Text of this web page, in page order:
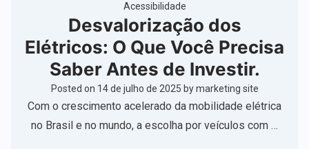
Acessibilidade
Desvalorização dos
Elétricos: O Que Você Precisa
Saber Antes de Investir.
Posted on 14 de julho de 2025 bymarketing site
Com o crescimento acelerado da mobilidade elétrica
no Brasil e no mundo, a escolha por veículos com …